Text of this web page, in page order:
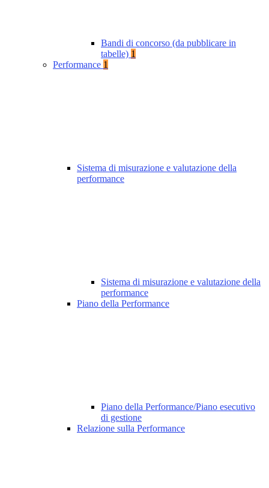
Bandi di concorso (da pubblicare in
tabelle) 1
Performance 1
Sistema di misurazione e valutazione della
performance
Sistema di misurazione e valutazione della
performance
Piano della Performance
Piano della Performance/Piano esecutivo
di gestione
Relazione sulla Performance